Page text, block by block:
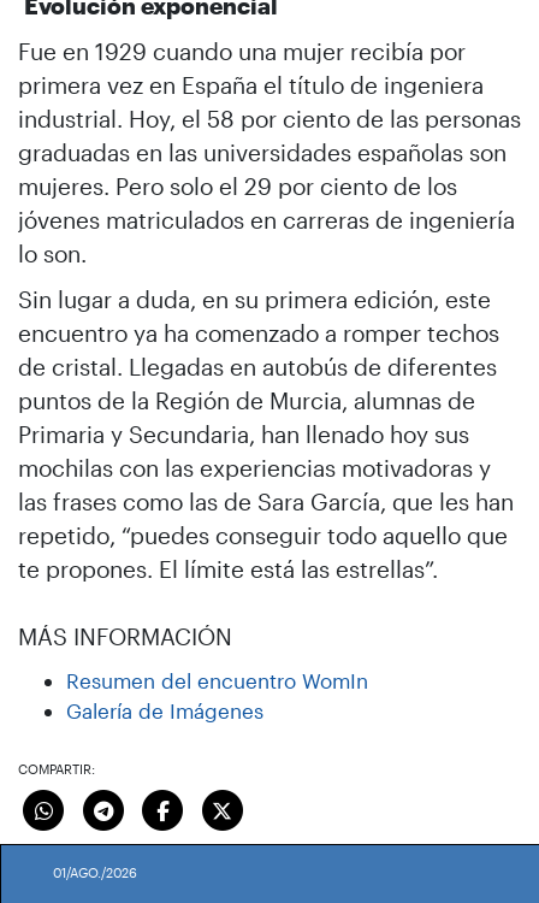
Fue en 1929 cuando una mujer recibía por
primera vez en España el título de ingeniera
industrial. Hoy, el 58 por ciento de las personas
graduadas en las universidades españolas son
mujeres. Pero solo el 29 por ciento de los
jóvenes matriculados en carreras de ingeniería
lo son.
Sin lugar a duda, en su primera edición, este
encuentro ya ha comenzado a romper techos
de cristal. Llegadas en autobús de diferentes
puntos de la Región de Murcia, alumnas de
Primaria y Secundaria, han llenado hoy sus
mochilas con las experiencias motivadoras y
las frases como las de Sara García, que les han
repetido, “puedes conseguir todo aquello que
te propones. El límite está las estrellas”.
MÁS INFORMACIÓN
Resumen del encuentro WomIn
Galería de Imágenes
COMPARTIR:
01/AGO./2026